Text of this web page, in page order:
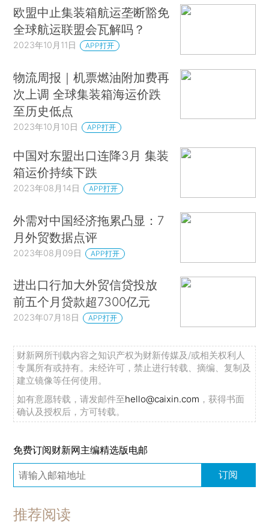
欧盟中止集装箱航运垄断豁免
全球航运联盟会瓦解吗？
2023年10月11日 APP打开
物流周报｜机票燃油附加费再
次上调 全球集装箱海运价跌
至历史低点
2023年10月10日 APP打开
中国对东盟出口连降3月 集装
箱运价持续下跌
2023年08月14日 APP打开
外需对中国经济拖累凸显：7
月外贸数据点评
2023年08月09日 APP打开
进出口行加大外贸信贷投放
前五个月贷款超7300亿元
2023年07月18日 APP打开
财新网所刊载内容之知识产权为财新传媒及/或相关权利人
专属所有或持有。未经许可，禁止进行转载、摘编、复制及
建立镜像等任何使用。
如有意愿转载，请发邮件至hello@caixin.com ，获得书面
确认及授权后，方可转载。
免费订阅财新网主编精选版电邮
订阅
推荐阅读